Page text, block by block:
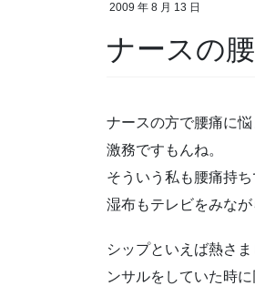
2009 年 8 月 13 日
ナースの
ナースの方で腰痛に悩
激務ですもんね。
そういう私も腰痛持
湿布もテレビをみな
シップといえば熱さ
ンサルをしていた時